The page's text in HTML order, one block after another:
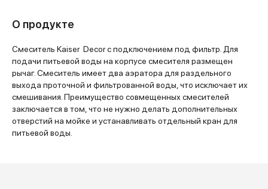
О продукте
Смеситель Kaiser Decor с подключением под фильтр. Для
подачи питьевой воды на корпусе смесителя размещен
рычаг. Смеситель имеет два аэратора для раздельного
выхода проточной и фильтрованной воды, что исключает их
смешивания. Преимущество совмещенных смесителей
заключается в том, что не нужно делать дополнительных
отверстий на мойке и устанавливать отдельный кран для
питьевой воды.